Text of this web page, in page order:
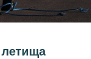
летища